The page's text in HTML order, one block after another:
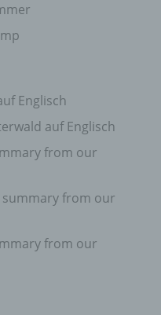
Englisch
auf Englisch
from our
summary from our
from our